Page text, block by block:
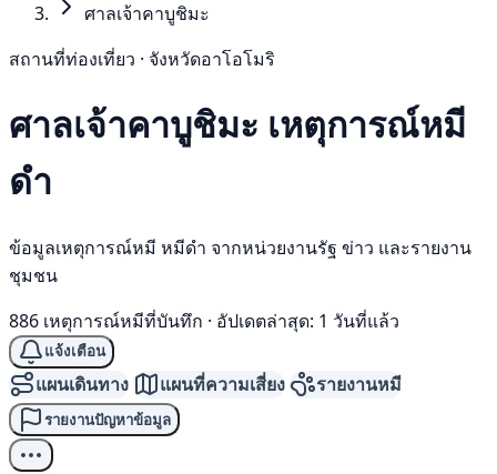
ศาลเจ้าคาบูชิมะ
สถานที่ท่องเที่ยว · จังหวัดอาโอโมริ
ศาลเจ้าคาบูชิมะ เหตุการณ์หมี
ดำ
ข้อมูลเหตุการณ์หมี หมีดำ จากหน่วยงานรัฐ ข่าว และรายงาน
ชุมชน
886 เหตุการณ์หมีที่บันทึก · อัปเดตล่าสุด: 1 วันที่แล้ว
แจ้งเตือน
แผนเดินทาง แผนที่ความเสี่ยง รายงานหมี
รายงานปัญหาข้อมูล